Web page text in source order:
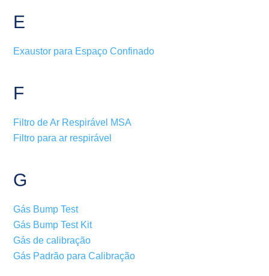
E
Exaustor para Espaço Confinado
F
Filtro de Ar Respirável MSA
Filtro para ar respirável
G
Gás Bump Test
Gás Bump Test Kit
Gás de calibração
Gás Padrão para Calibração